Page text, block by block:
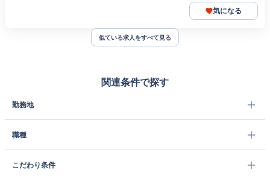
気になる
似ている求人をすべて見る
関連条件で探す
勤務地
職種
こだわり条件